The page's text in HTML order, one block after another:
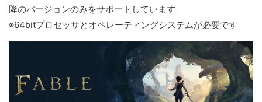
降のバージョンのみをサポートしています
※64bitプロセッサとオペレーティングシステムが必要です